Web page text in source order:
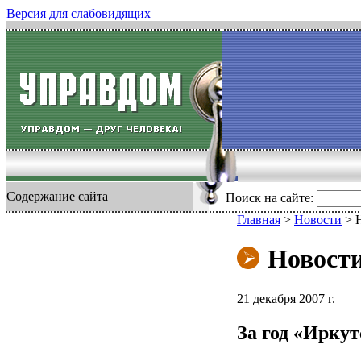
Версия для слабовидящих
Содержание сайта
Поиск на сайте:
Главная > Новости >
21 декабря 2007 г.
За год